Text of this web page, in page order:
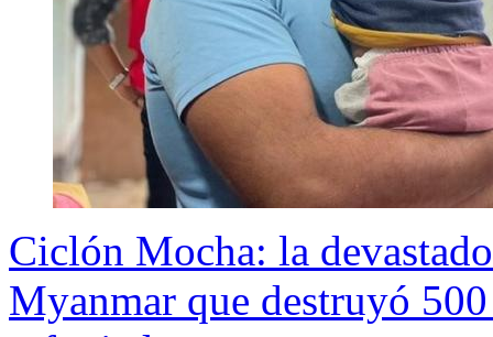
Ciclón Mocha: la
Myanmar que destruyó